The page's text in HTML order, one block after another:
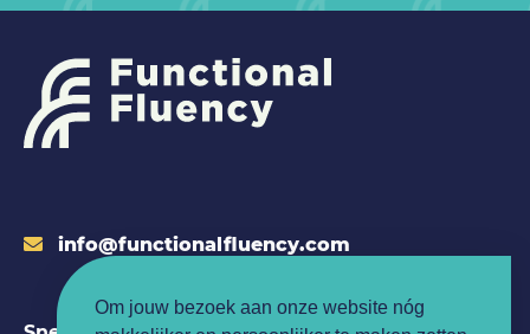
Om jouw bezoek aan onze website nóg
info@functionalfluency.com